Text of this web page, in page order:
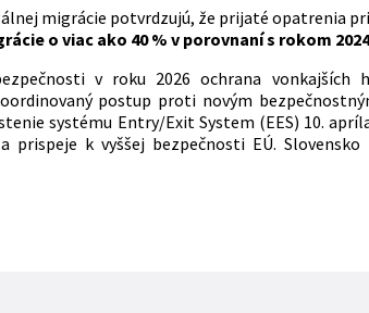
migrácie potvrdzujú, že prijaté opatrenia
o viac ako 40 % v porovnaní s rokom
v roku 2026 ochrana
postup proti novým
systému Entry/Exit System (EES) 10.
prispeje k vyššej bezpečnosti EÚ.